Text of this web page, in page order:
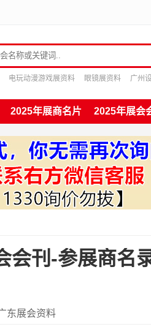
名称或关键词
电玩动漫游戏展资料 眼镜展资料 广州
2025年展商名片 2025年展会
会刊-参展商名
东展会资料